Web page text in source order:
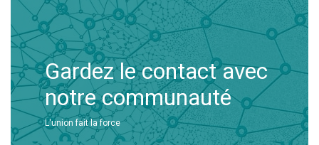
Gardez le contact avec
notre communauté
L'union fait la force